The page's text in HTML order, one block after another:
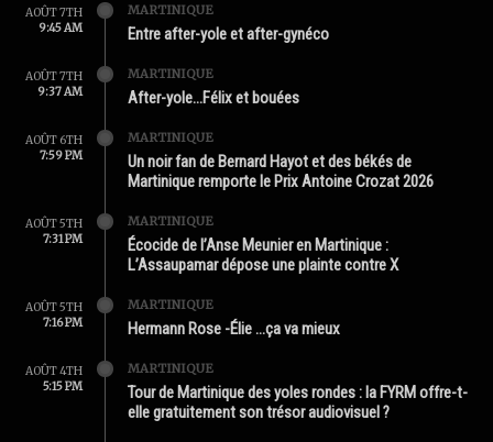
AOÛT 7TH
9:45 AM
MARTINIQUE
Entre after-yole et after-gynéco
AOÛT 7TH
9:37 AM
MARTINIQUE
After-yole…Félix et bouées
AOÛT 6TH
7:59 PM
MARTINIQUE
Un noir fan de Bernard Hayot et des békés de
Martinique remporte le Prix Antoine Crozat 2026
AOÛT 5TH
7:31 PM
MARTINIQUE
Écocide de l’Anse Meunier en Martinique :
L’Assaupamar dépose une plainte contre X
AOÛT 5TH
7:16 PM
MARTINIQUE
Hermann Rose -Élie …ça va mieux
AOÛT 4TH
5:15 PM
MARTINIQUE
Tour de Martinique des yoles rondes : la FYRM offre-t-
elle gratuitement son trésor audiovisuel ?